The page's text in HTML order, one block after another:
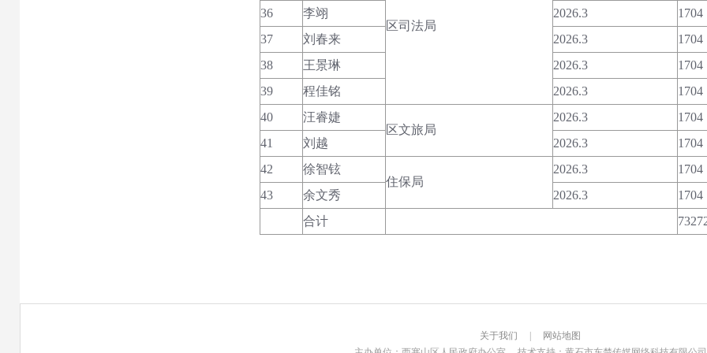
区司法局
36 李翊 2026.3
1704
37
刘春来 2026.3
1704
38
王景琳 2026.3
1704
39
程佳铭 2026.3
1704
40
汪睿婕
区文旅局
2026.3
1704
41
刘越 2026.3
1704
42
徐智铉
住保局
2026.3
1704
43
余文秀 2026.3
1704
合计
关于我们
网站地图